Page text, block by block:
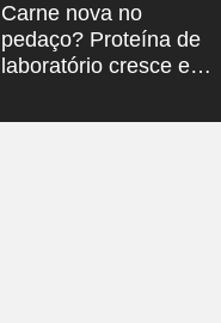
Carne nova no
pedaço? Proteína de
laboratório cresce e
Bahia